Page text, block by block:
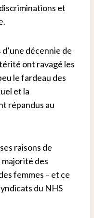
et
décennie de
ont ravagé les
le fardeau des
et la
répandus au
raisons de
des
femmes – et ce
du NHS